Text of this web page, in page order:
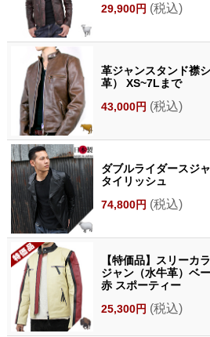
29,900円 (税込)
革ジャンスタンド襟
革） XS~7Lまで
43,000円 (税込)
ダブルライダースジ
タイリッシュ
74,800円 (税込)
【特価品】スリーカ
ジャン（水牛革）ベ
赤 スポーティー
25,300円 (税込)